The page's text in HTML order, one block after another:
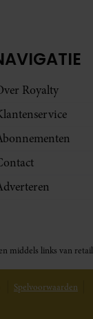
Royalty
middels links van
Spelvoorwaarden